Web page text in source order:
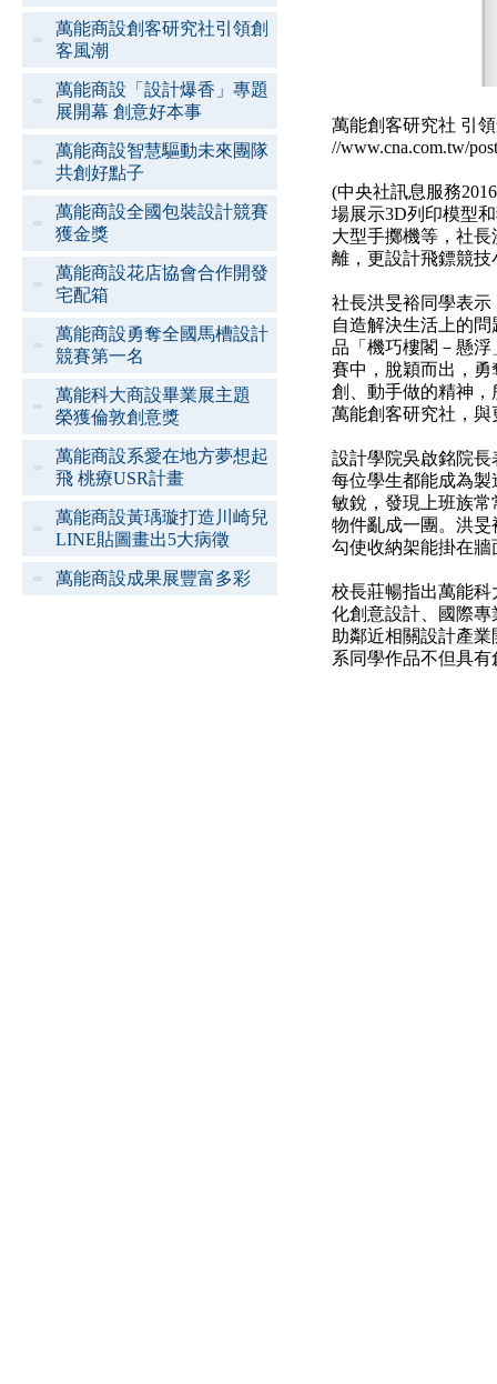
萬能商設創客研究社引領創
客風潮
萬能商設「設計爆香」專題
展開幕 創意好本事
萬能商設智慧驅動未來團隊
共創好點子
萬能商設全國包裝設計競賽
獲金獎
萬能商設花店協會合作開發
宅配箱
萬能商設勇奪全國馬槽設計
競賽第一名
萬能科大商設畢業展主題
榮獲倫敦創意獎
萬能商設系愛在地方夢想起
飛 桃療USR計畫
萬能商設黃瑀璇打造川崎兒
LINE貼圖畫出5大病徵
萬能商設成果展豐富多彩
萬能創客研究社 引
//www.cna.com.tw/
(中央社訊息服務
場展示3D列印模型
大型手擲機等，社
離，更設計飛鏢競
社長洪旻裕同學表
自造解決生活上的
品「機巧樓閣－懸
賽中，脫穎而出，
創、動手做的精神
萬能創客研究社，
設計學院吳啟銘院
每位學生都能成為製
敏銳，發現上班族
物件亂成一團。洪
勾使收納架能掛在
校長莊暢指出萬能
化創意設計、國際
助鄰近相關設計產
系同學作品不但具